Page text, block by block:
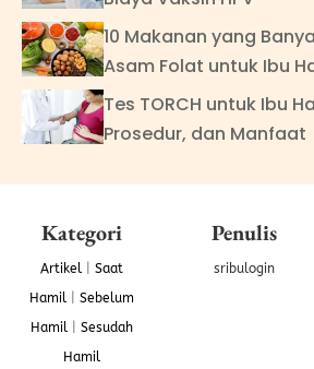
10 Makanan yang
Asam Folat untuk Ibu
Tes TORCH untuk Ibu
Prosedur, dan Manfaat
Kategori
Artikel| Saat
Hamil| Sebelum
Hamil| Sesudah
Hamil
Penulis
sribulogin